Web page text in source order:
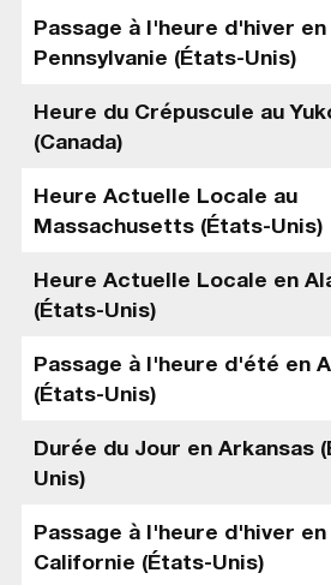
Passage à l'heure d'hiver en
Pennsylvanie (États-Unis)
Heure du Crépuscule au
(Canada)
Heure Actuelle Locale au
Massachusetts (États-Unis)
Heure Actuelle Locale en
(États-Unis)
Passage à l'heure d'été en
(États-Unis)
Durée du Jour en Arkansas
Unis)
Passage à l'heure d'hiver en
Californie (États-Unis)